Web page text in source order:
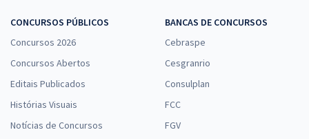
CONCURSOS PÚBLICOS
Concursos 2026
Concursos Abertos
Editais Publicados
Histórias Visuais
Notícias de Concursos
BANCAS DE CONCURSOS
Cebraspe
Cesgranrio
Consulplan
FCC
FGV